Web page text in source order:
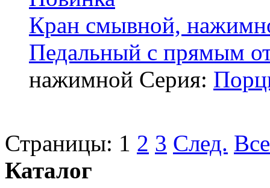
Кран смывной,
Педальный с прямым
нажимной Серия:
Страницы: 1 2 3 След. Все
Каталог